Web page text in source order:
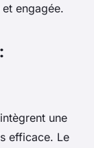
engagée.
une
efficace. Le